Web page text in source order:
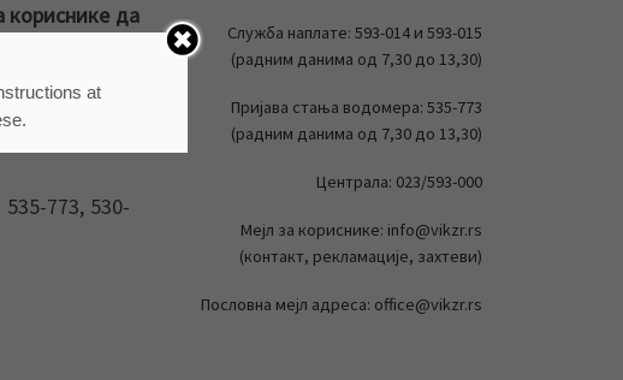
кориснике да
773, 530-
Служба наплате: 593-014 и 593-015
(радним данима од 7,30 до 13,30)
Пријава стања водомера: 535-773
(радним данима од 7,30 до 13,30)
Централа: 023/593-000
Мејл за кориснике: info@vikzr.rs
(контакт, рекламације, захтеви)
Пословна мејл адреса: office@vikzr.rs
at